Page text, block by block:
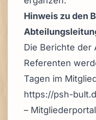
Hinweis zu den
Die Berichte der
Referenten
Tagen im
https://psh-
–